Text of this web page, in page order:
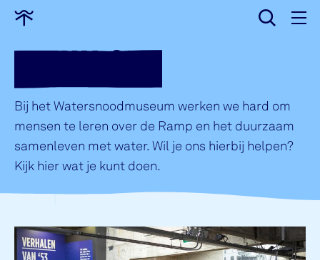
Ga
home
Bij het Watersnoodmuseum werken we hard om
mensen te leren over de Ramp en het duurzaam
samenleven met water. Wil je ons hierbij helpen?
Kijk hier wat je kunt doen.